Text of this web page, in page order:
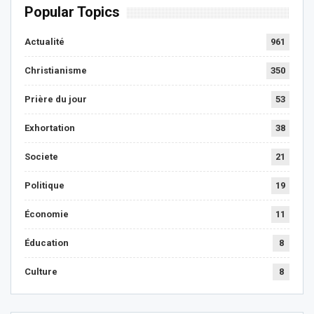
Popular Topics
Actualité 961
Christianisme 350
Prière du jour 53
Exhortation 38
Societe 21
Politique 19
Économie 11
Éducation 8
Culture 8